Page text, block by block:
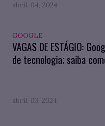
abril. 04, 2024
GOOGLE
VAGAS DE ESTÁGIO:
de tecnologia; saiba
abril. 03, 2024